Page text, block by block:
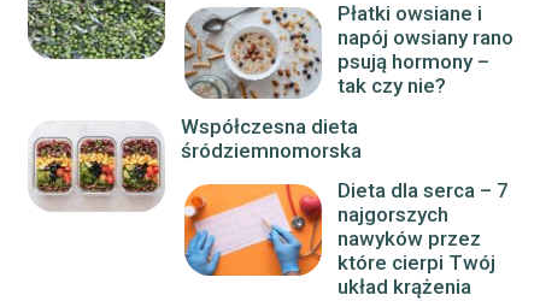
Płatki owsiane i
napój owsiany rano
psują hormony –
tak czy nie?
Współczesna dieta
śródziemnomorska
Dieta dla serca – 7
najgorszych
nawyków przez
które cierpi Twój
układ krążenia